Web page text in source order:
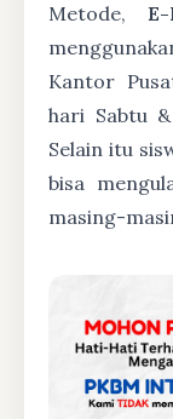
Metode,
Kantor
hari Sabtu
Selain itu
bisa
masing-